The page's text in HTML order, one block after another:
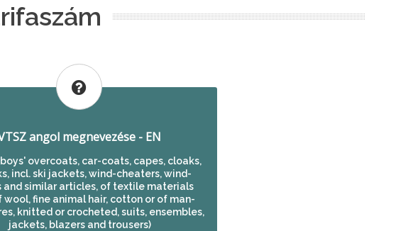
angol megnevezése - EN
boys' overcoats, car-coats, capes, cloaks,
incl. ski jackets, wind-cheaters, wind-
and similar articles, of textile materials
wool, fine animal hair, cotton or of man-
knitted or crocheted, suits, ensembles,
jackets, blazers and trousers)